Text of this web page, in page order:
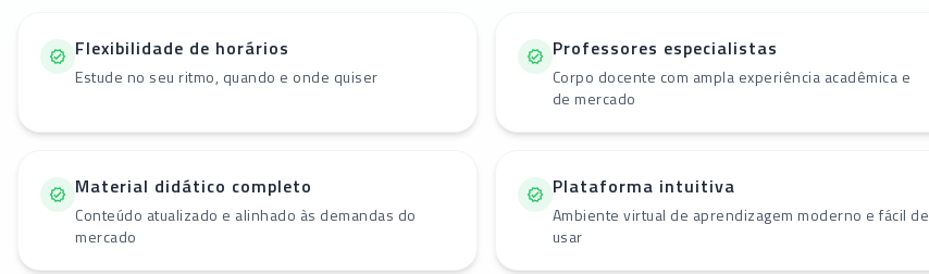
Flexibilidade de horários
Estude no seu ritmo, quando e onde quiser
Professores especialistas
Corpo docente com ampla experiência acadêmica e
de mercado
Material didático completo
Conteúdo atualizado e alinhado às demandas do
mercado
Plataforma intuitiva
Ambiente virtual de aprendizagem moderno e fácil de
usar